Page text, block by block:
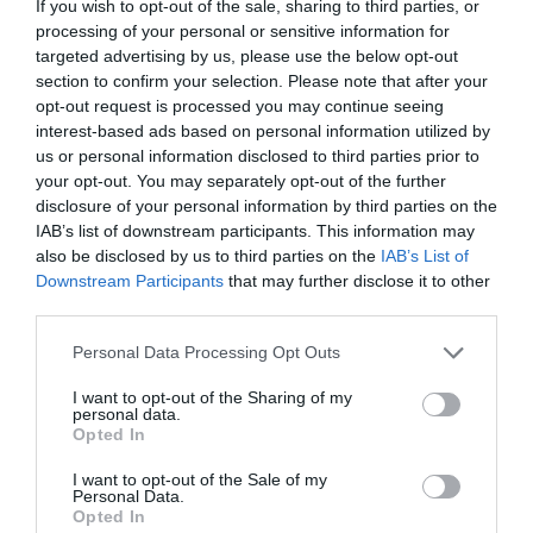
If you wish to opt-out of the sale, sharing to third parties, or
processing of your personal or sensitive information for
targeted advertising by us, please use the below opt-out
section to confirm your selection. Please note that after your
opt-out request is processed you may continue seeing
interest-based ads based on personal information utilized by
us or personal information disclosed to third parties prior to
your opt-out. You may separately opt-out of the further
disclosure of your personal information by third parties on the
IAB’s list of downstream participants. This information may
also be disclosed by us to third parties on the IAB’s List of
Downstream Participants that may further disclose it to other
Please note that this website/app uses one or more Google
not limited to your visit or usage behaviour. You may click to
grant or deny consent to Google and its third-party tags to
use your data for below specified purposes in below Google
consent section.
Personal Data Processing Opt Outs
I want to opt-out of the Sharing of my
personal data.
Opted In
I want to opt-out of the Sale of my
Personal Data.
Opted In
Παραμένουν ισχυρές δυνάμεις της
Πυροσβεστικής
Ακολουθήστε το evima.gr στο Google News
Διαβάστε όλες τιςειδήσεις για την Εύβοια
Διαβάστε όλες τιςτελευταίες ειδήσειςγια την
Ελλάδακαι τονΚόσμοστοevima.gr
ΝΕΑ ΓΕΝΙΑ
ΡΟΗ ΕΙΔΗΣΕΩΝ
περιπτώσεις η ΑΑΔΕ επιβάλλει
φόρο από 10% έως 40%